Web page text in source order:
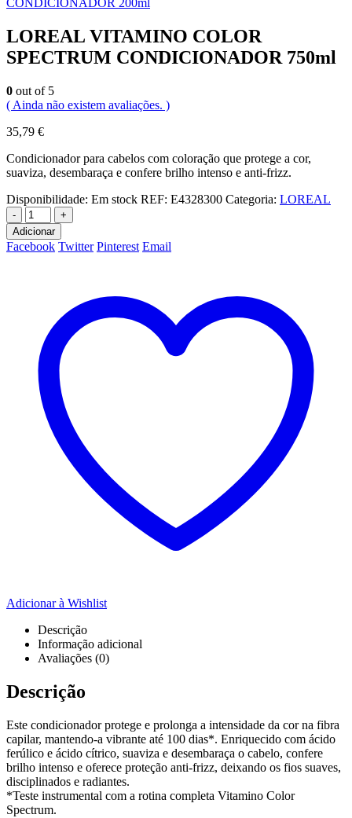
CONDICIONADOR 200ml
LOREAL VITAMINO COLOR
SPECTRUM CONDICIONADOR 750ml
0 out of 5
( Ainda não existem avaliações. )
35,79 €
Condicionador para cabelos com coloração que protege a cor,
suaviza, desembaraça e confere brilho intenso e anti-frizz.
Disponibilidade: Em stock REF: E4328300 Categoria: LOREAL
-
+
Adicionar
Facebook Twitter Pinterest Email
Adicionar à Wishlist
Descrição
Informação adicional
Avaliações (0)
Descrição
Este condicionador protege e prolonga a intensidade da cor na fibra
capilar, mantendo-a vibrante até 100 dias*. Enriquecido com ácido
ferúlico e ácido cítrico, suaviza e desembaraça o cabelo, confere
brilho intenso e oferece proteção anti-frizz, deixando os fios suaves,
disciplinados e radiantes.
*Teste instrumental com a rotina completa Vitamino Color
Spectrum.